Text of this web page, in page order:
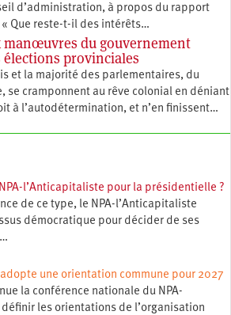
d’administration, à propos du rapport
Que reste-t-il des intérêts…
manœuvres du gouvernement
élections provinciales
et la majorité des parlementaires, du
se cramponnent au rêve colonial en déniant
à l’autodétermination, et n’en finissent…
l’Anticapitaliste pour la présidentielle ?
de ce type, le NPA-l’Anticapitaliste
démocratique pour décider de ses
une orientation commune pour 2027
la conférence nationale du NPA-
les orientations de l’organisation